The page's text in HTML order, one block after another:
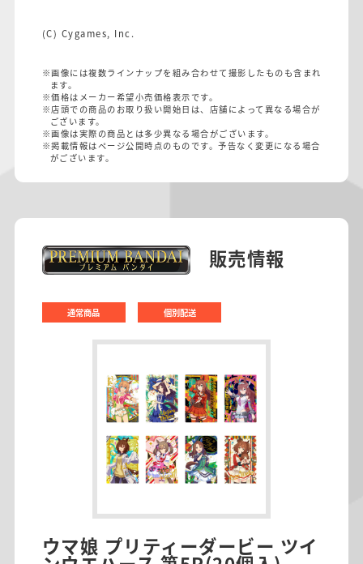
(C) Cygames, Inc.
※画像には複数ラインナップを組み合わせて撮影したものも含まれ
ます。
※価格はメーカー希望小売価格表示です。
※店頭での商品のお取り扱い開始日は、店舗によって異なる場合が
ございます。
※画像は実際の商品とは多少異なる場合がございます。
※掲載情報はページ公開時点のものです。予告なく変更になる場合
がございます。
販売情報
通常商品 個別配送
ウマ娘 プリティーダービー ツイ